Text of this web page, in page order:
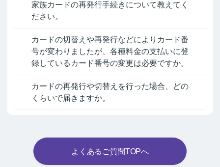
家族カードの再発行手続きについて教えてく
ださい。
カードの切替えや再発行などによりカード番
号が変わりましたが、各種料金の支払いに登
録しているカード番号の変更は必要ですか。
カードの再発行や切替えを行った場合、どの
くらいで届きますか。
よくあるご質問TOPへ